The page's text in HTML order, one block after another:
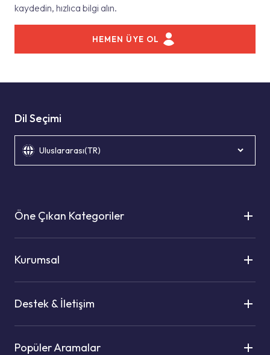
kaydedin, hızlıca bilgi alın.
HEMEN ÜYE OL
Dil Seçimi
Uluslararası(TR)
Öne Çıkan Kategoriler
Kurumsal
Destek & İletişim
Popüler Aramalar